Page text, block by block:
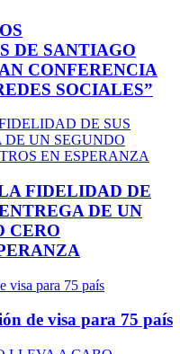
DE SANTIAGO
CONFERENCIA
SOCIALES”
FIDELIDAD DE
DE UN
CERO
de visa para 75 país